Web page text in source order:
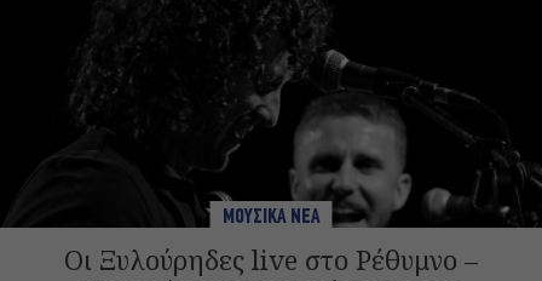
ΜΟΥΣΙΚΑ ΝΕΑ
Οι Ξυλούρηδες live στο Ρέθυμνο –